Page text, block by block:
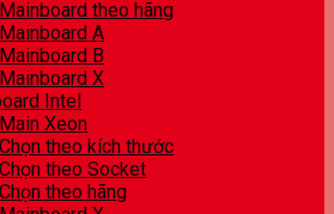
Mainboard theo hãng
Mainboard A
Mainboard B
Mainboard X
Intel
Main Xeon
Chọn theo kích thước
Chọn theo Socket
Chọn theo hãng